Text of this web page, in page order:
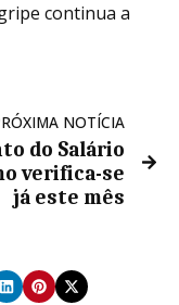
continua a
NOTÍCIA
do Salário
verifica-se
já este mês